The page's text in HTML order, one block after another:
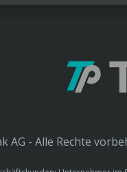
AG - Alle Rechte